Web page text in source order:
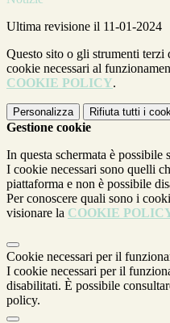
Ultima revisione il 11-01-2024
Questo sito o gli strumenti
cookie necessari al
COOKIE POLICY.
Personalizza Rifiuta tutti i
Gestione cookie
In questa schermata è
I cookie necessari sono quelli
piattaforma e non è possibile
Per conoscere quali sono i
visionare la COOKIE
Cookie necessari per il
I cookie necessari per il
disabilitati. È possibile
policy.